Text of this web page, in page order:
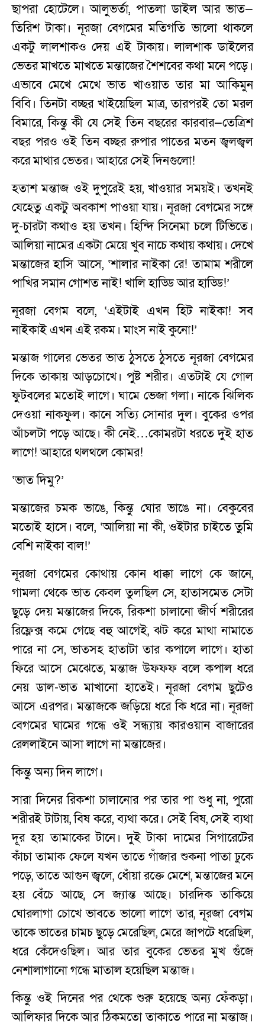
ছাপরা হোটেলে। আলুভর্তা, পাতলা ডাইল আর ভাত—
তিরিশ টাকা। নূরজা বেগমের মতিগতি ভালো থাকলে
একটু লালশাকও দেয় এই টাকায়। লালশাক ডাইলের
ভেতর মাখতে মাখতে মন্তাজের শৈশবের কথা মনে পড়ে।
এভাবে মেখে মেখে ভাত খাওয়াত তার মা আকিমুন
বিবি। তিনটা বচ্ছর খাইয়েছিল মাত্র, তারপরই তো মরল
বিমারে, কিন্তু কী যে সেই তিন বছরের কারবার—তেত্রিশ
বছর পরও ওই তিন বচ্ছর রুপার পাতের মতন জ্বলজ্বল
করে মাথার ভেতর। আহারে সেই দিনগুলো!
হতাশ মন্তাজ ওই দুপুরেই হয়, খাওয়ার সময়ই। তখনই
যেহেতু একটু অবকাশ পাওয়া যায়। নূরজা বেগমের সঙ্গে
দু-চারটা কথাও হয় তখন। হিন্দি সিনেমা চলে টিভিতে।
আলিয়া নামের একটা মেয়ে খুব নাচে কথায় কথায়। দেখে
মন্তাজের হাসি আসে, ‘শালার নাইকা রে! তামাম শরীলে
পাখির সমান গোশত নাই! খালি হাড্ডি আর হাড্ডি!’
নূরজা বেগম বলে, ‘এইটাই এখন হিট নাইকা! সব
নাইকাই এখন এই রকম। মাংস নাই কুনো!’
মন্তাজ গালের ভেতর ভাত ঠুসতে ঠুসতে নূরজা বেগমের
দিকে তাকায় আড়চোখে। পুষ্ট শরীর। এতটাই যে গোল
ফুটবলের মতোই লাগে। ঘামে ভেজা গলা। নাকে ঝিলিক
দেওয়া নাকফুল। কানে সত্যি সোনার দুল। বুকের ওপর
আঁচলটা পড়ে আছে। কী নেই…কোমরটা ধরতে দুই হাত
লাগে! আহারে থলথলে কোমর!
‘ভাত দিমু?’
মন্তাজের চমক ভাঙে, কিন্তু ঘোর ভাঙে না। বেকুবের
মতোই হাসে। বলে, ‘আলিয়া না কী, ওইটার চাইতে তুমি
বেশি নাইকা বাল!’
নূরজা বেগমের কোথায় কোন ধাক্কা লাগে কে জানে,
গামলা থেকে ভাত কেবল তুলছিল সে, হাতাসমেত সেটা
ছুড়ে দেয় মন্তাজের দিকে, রিকশা চালানো জীর্ণ শরীরের
রিফ্লেক্স কমে গেছে বহু আগেই, ঝট করে মাথা নামাতে
পারে না সে, ভাতসহ হাতাটা তার কপালে লাগে। হাতা
ফিরে আসে মেঝেতে, মন্তাজ উফফফ বলে কপাল ধরে
নেয় ডাল-ভাত মাখানো হাতেই। নূরজা বেগম ছুটেও
আসে এরপর। মন্তাজকে জড়িয়ে ধরে কি ধরে না। নূরজা
বেগমের ঘামের গন্ধে ওই সন্ধ্যায় কারওয়ান বাজারের
রেললাইনে আসা লাগে না মন্তাজের।
কিন্তু অন্য দিন লাগে।
সারা দিনের রিকশা চালানোর পর তার পা শুধু না, পুরো
শরীরই টাটায়, বিষ করে, ব্যথা করে। সেই বিষ, সেই ব্যথা
দূর হয় তামাকের টানে। দুই টাকা দামের সিগারেটের
কাঁচা তামাক ফেলে যখন তাতে গাঁজার শুকনা পাতা ঢুকে
পড়ে, তাতে আগুন জ্বলে, ধোঁয়া রক্তে মেশে, মন্তাজের মনে
হয় বেঁচে আছে, সে জ্যান্ত আছে। চারদিক তাকিয়ে
ঘোরলাগা চোখে ভাবতে ভালো লাগে তার, নূরজা বেগম
তাকে ভাতের চামচ ছুড়ে মেরেছিল, মেরে জাপটে ধরেছিল,
ধরে কেঁদেওছিল। আর তার বুকের ভেতর মুখ গুঁজে
নেশালাগানো গন্ধে মাতাল হয়েছিল মন্তাজ।
কিন্তু ওই দিনের পর থেকে শুরু হয়েছে অন্য ফেঁকড়া।
আলিফার দিকে আর ঠিকমতো তাকাতে পারে না মন্তাজ।